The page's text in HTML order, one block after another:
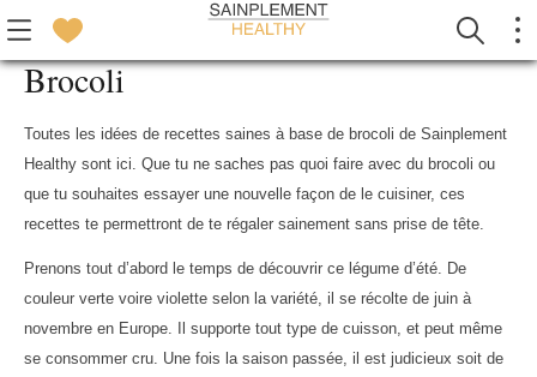
Brocoli
Toutes les idées de recettes saines à base de brocoli de Sainplement
Healthy sont ici. Que tu ne saches pas quoi faire avec du brocoli ou
que tu souhaites essayer une nouvelle façon de le cuisiner, ces
recettes te permettront de te régaler sainement sans prise de tête.
Prenons tout d’abord le temps de découvrir ce légume d’été. De
couleur verte voire violette selon la variété, il se récolte de juin à
novembre en Europe. Il supporte tout type de cuisson, et peut même
se consommer cru. Une fois la saison passée, il est judicieux soit de